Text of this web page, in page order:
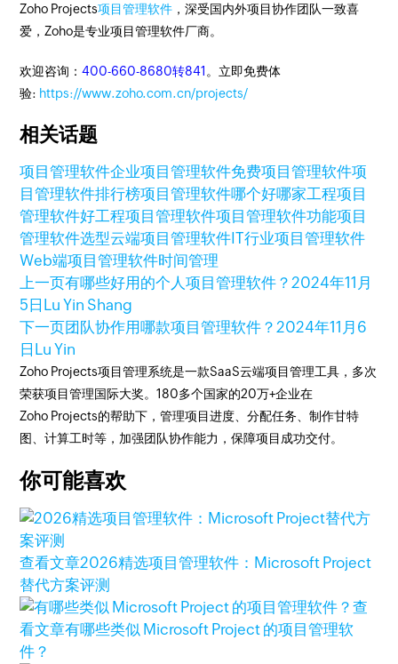
Zoho Projects项目管理软件 ，深受国内外项目协作团队一致喜
爱，Zoho是专业项目管理软件厂商。
欢迎咨询：400-660-8680转841 。立即免费体
验: https://www.zoho.com.cn/projects/
相关话题
项目管理软件企业项目管理软件免费项目管理软件项
目管理软件排行榜项目管理软件哪个好哪家工程项目
管理软件好工程项目管理软件项目管理软件功能项目
管理软件选型云端项目管理软件 IT行业项目管理软件
Web端项目管理软件时间管理
上一页有哪些好用的个人项目管理软件？2024年11月
5日 Lu Yin Shang
下一页团队协作用哪款项目管理软件？2024年11月6
日 Lu Yin
Zoho Projects项目管理系统是一款SaaS云端项目管理工具，多次
荣获项目管理国际大奖。180多个国家的20万+企业在
Zoho Projects的帮助下，管理项目进度、分配任务、制作甘特
图、计算工时等，加强团队协作能力，保障项目成功交付。
你可能喜欢
查看文章2026精选项目管理软件：Microsoft Project
替代方案评测
查
看文章有哪些类似 Microsoft Project 的项目管理软
件？